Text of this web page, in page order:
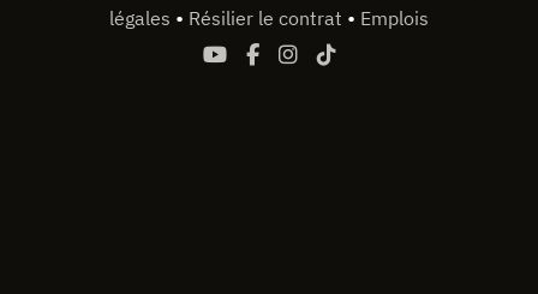
légales • Résilier le contrat • Emplois